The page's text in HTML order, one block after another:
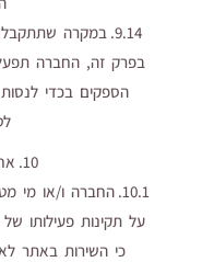
9.14. במקרה
בפרק זה, החברה
הספקים בכדי
10. אחריות לתפעול האתר
10.1. החברה ו/או
על תקינות פעילותו
כי השירות באתר